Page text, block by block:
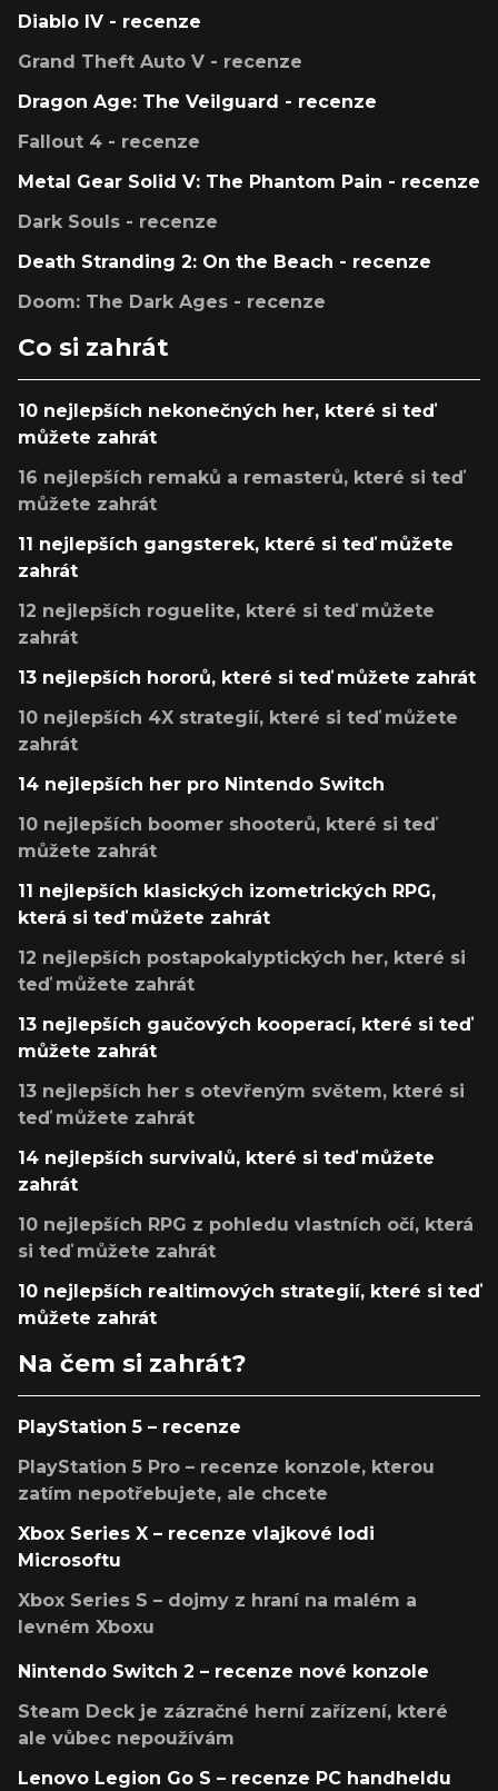
Diablo IV - recenze
Grand Theft Auto V - recenze
Dragon Age: The Veilguard - recenze
Fallout 4 - recenze
Metal Gear Solid V: The Phantom Pain - recenze
Dark Souls - recenze
Death Stranding 2: On the Beach - recenze
Doom: The Dark Ages - recenze
Co si zahrát
10 nejlepších nekonečných her, které si teď
můžete zahrát
16 nejlepších remaků a remasterů, které si teď
můžete zahrát
11 nejlepších gangsterek, které si teď můžete
zahrát
12 nejlepších roguelite, které si teď můžete
zahrát
13 nejlepších hororů, které si teď můžete zahrát
10 nejlepších 4X strategií, které si teď můžete
zahrát
14 nejlepších her pro Nintendo Switch
10 nejlepších boomer shooterů, které si teď
můžete zahrát
11 nejlepších klasických izometrických RPG,
která si teď můžete zahrát
12 nejlepších postapokalyptických her, které si
teď můžete zahrát
13 nejlepších gaučových kooperací, které si teď
můžete zahrát
13 nejlepších her s otevřeným světem, které si
teď můžete zahrát
14 nejlepších survivalů, které si teď můžete
zahrát
10 nejlepších RPG z pohledu vlastních očí, která
si teď můžete zahrát
10 nejlepších realtimových strategií, které si teď
můžete zahrát
Na čem si zahrát?
PlayStation 5 – recenze
PlayStation 5 Pro – recenze konzole, kterou
zatím nepotřebujete, ale chcete
Xbox Series X – recenze vlajkové lodi
Microsoftu
Xbox Series S – dojmy z hraní na malém a
levném Xboxu
Nintendo Switch 2 – recenze nové konzole
Steam Deck je zázračné herní zařízení, které
ale vůbec nepoužívám
Lenovo Legion Go S – recenze PC handheldu